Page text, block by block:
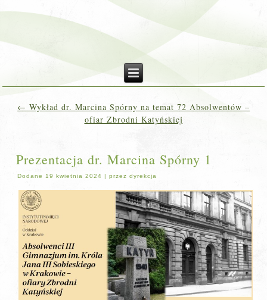
← Wykład dr. Marcina Spórny na temat 72 Absolwentów –
ofiar Zbrodni Katyńskiej
Prezentacja dr. Marcina Spórny 1
Dodane 19 kwietnia 2024 |przez dyrekcja